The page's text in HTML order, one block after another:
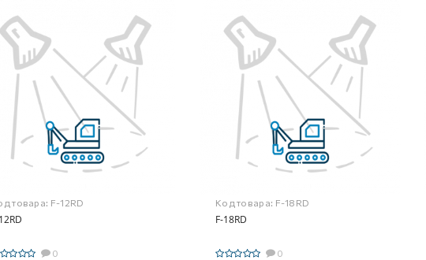
товара: F-12RD
0
Код товара: F-18RD
F-18RD
0